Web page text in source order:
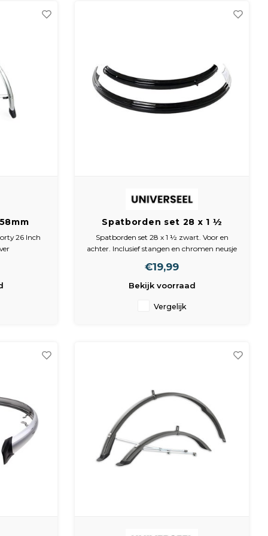
achter
26 Inch
Spatborden set 28 x 1 ½
zwart. Voor en achter.
Inclusief stangen
Spatborden set 28 x 1 ½ zwart. Voor en
achter. Inclusief stangen en chromen neusje
€19,99
Bekijk voorraad
Vergelijk